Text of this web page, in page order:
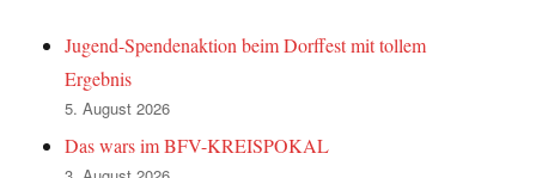
Jugend-Spendenaktion beim Dorffest mit tollem
Ergebnis
5. August 2026
Das wars im BFV-KREISPOKAL